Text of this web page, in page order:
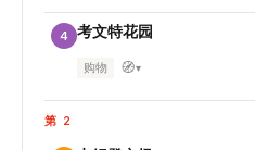
4 考文特花园
购物 🧭▾
第 2